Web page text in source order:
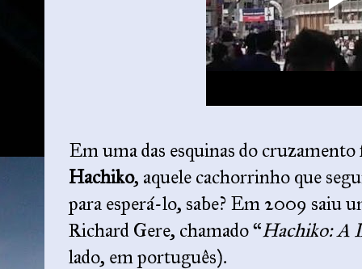
Em uma das esquinas do cruzamento
Hachiko, aquele cachorrinho que
para esperá-lo, sabe? Em 2009 saiu
Richard Gere, chamado “Hachiko: A
lado, em português).